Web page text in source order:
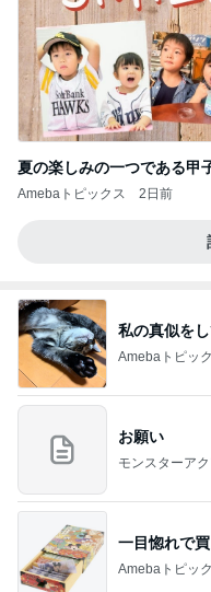
夏の楽しみの一つである甲
Amebaトピックス 2日前
私の真似を
Amebaトピッ
お願い
モンスターア
一目惚れで
Amebaトピッ